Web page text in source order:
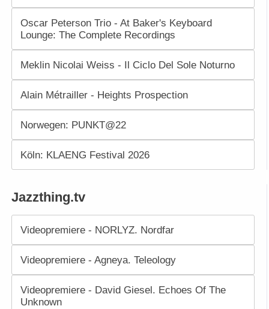
Oscar Peterson Trio - At Baker's Keyboard
Lounge: The Complete Recordings
Meklin Nicolai Weiss - Il Ciclo Del Sole Noturno
Alain Métrailler - Heights Prospection
Norwegen: PUNKT@22
Köln: KLAENG Festival 2026
Jazzthing.tv
Videopremiere - NORLYZ. Nordfar
Videopremiere - Agneya. Teleology
Videopremiere - David Giesel. Echoes Of The
Unknown